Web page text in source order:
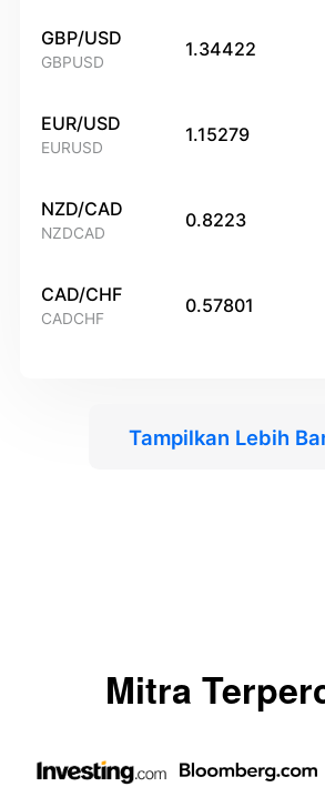
GBP/USD
GBPUSD
1.34422
EUR/USD
EURUSD
1.15279
NZD/CAD
NZDCAD
0.8223
CAD/CHF
CADCHF
0.57801
Tampilkan Lebih
Mitra